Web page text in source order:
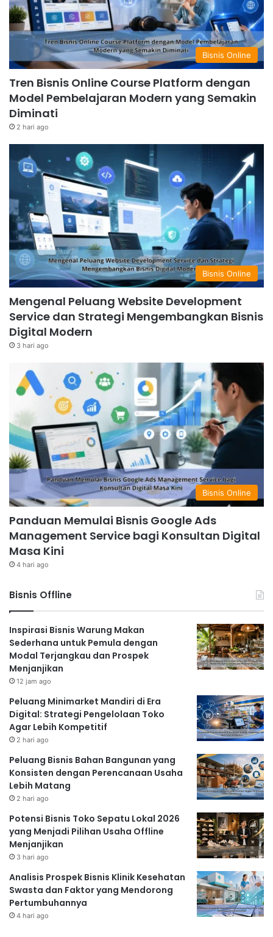
Bisnis Online
Tren Bisnis Online Course Platform dengan
Model Pembelajaran Modern yang Semakin
Diminati
2 hari ago
Bisnis Online
Mengenal Peluang Website Development
Service dan Strategi Mengembangkan Bisnis
Digital Modern
3 hari ago
Bisnis Online
Panduan Memulai Bisnis Google Ads
Management Service bagi Konsultan Digital
Masa Kini
4 hari ago
Bisnis Offline
Inspirasi Bisnis Warung Makan
Sederhana untuk Pemula dengan
Modal Terjangkau dan Prospek
Menjanjikan
12 jam ago
Peluang Minimarket Mandiri di Era
Digital: Strategi Pengelolaan Toko
Agar Lebih Kompetitif
2 hari ago
Peluang Bisnis Bahan Bangunan yang
Konsisten dengan Perencanaan Usaha
Lebih Matang
2 hari ago
Potensi Bisnis Toko Sepatu Lokal 2026
yang Menjadi Pilihan Usaha Offline
Menjanjikan
3 hari ago
Analisis Prospek Bisnis Klinik Kesehatan
Swasta dan Faktor yang Mendorong
Pertumbuhannya
4 hari ago